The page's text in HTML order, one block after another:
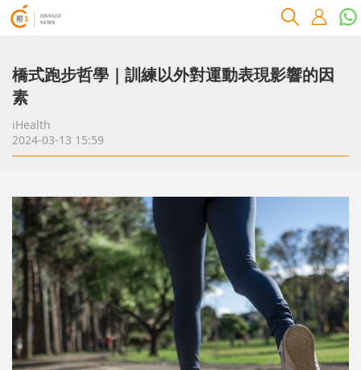
橋式跑步哲學｜訓練以外對運動表現影響的因
素
iHealth
2024-03-13 15:59